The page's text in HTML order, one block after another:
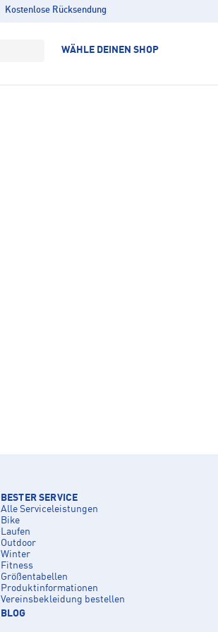
Kostenlose Rücksendung
WÄHLE DEINEN SHOP
BESTER SERVICE
Alle Serviceleistungen
Bike
Laufen
Outdoor
Winter
Fitness
Größentabellen
Produktinformationen
Vereinsbekleidung bestellen
BLOG